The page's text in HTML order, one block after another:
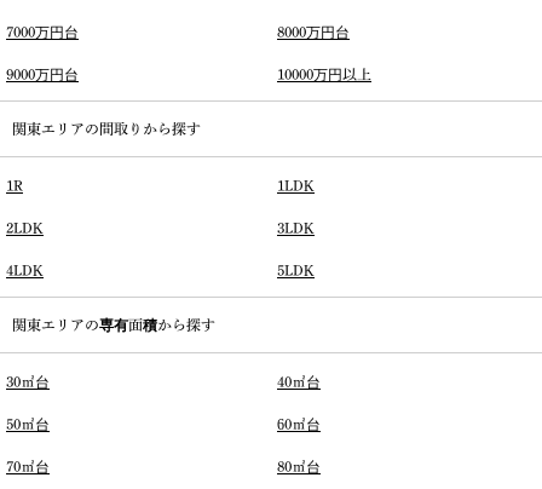
7000万円台 8000万円台
9000万円台 10000万円以上
関東エリアの間取りから探す
1R 1LDK
2LDK 3LDK
4LDK 5LDK
関東エリアの専有面積から探す
30㎡台 40㎡台
50㎡台 60㎡台
70㎡台 80㎡台